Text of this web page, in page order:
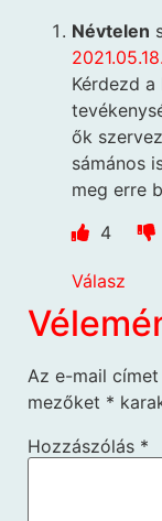
Névtelen
Kérdezd
ők
sámános
meg erre
4
Válasz
Az e-mail
mezőket *
Hozzászólás *